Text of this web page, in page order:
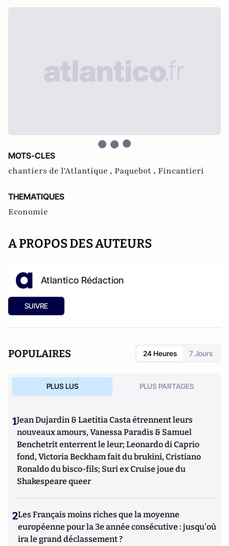
MOTS-CLES
chantiers de l'Atlantique , Paquebot , Fincantieri
THEMATIQUES
Economie
A PROPOS DES AUTEURS
Atlantico Rédaction
SUIVRE
POPULAIRES 24 Heures 7 Jours
PLUS LUS PLUS PARTAGES
1Jean Dujardin & Laetitia Casta étrennent leurs
nouveaux amours, Vanessa Paradis & Samuel
Benchetrit enterrent le leur; Leonardo di Caprio
fond, Victoria Beckham fait du brukini, Cristiano
Ronaldo du bisco-fils; Suri ex Cruise joue du
Shakespeare queer
2Les Français moins riches que la moyenne
européenne pour la 3e année consécutive : jusqu'où
ira le grand déclassement ?